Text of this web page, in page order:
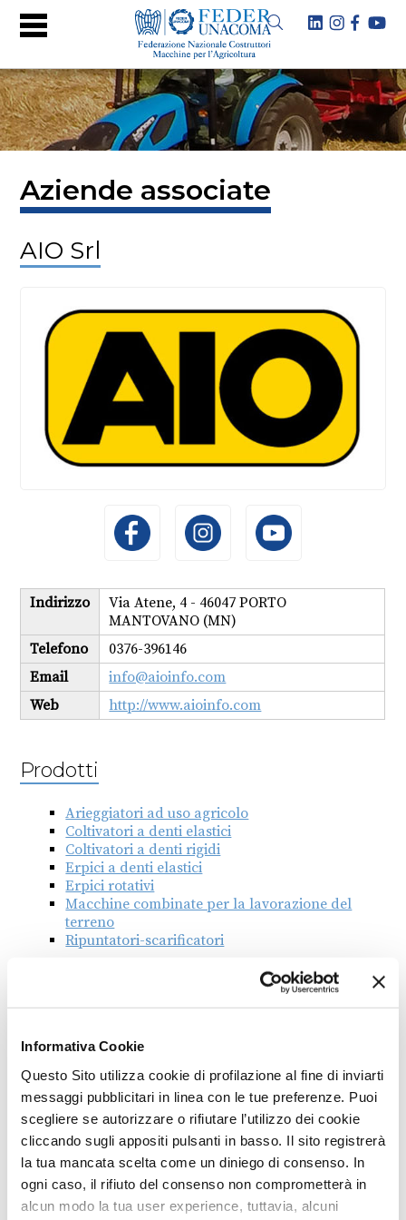
Informativa Cookie
Questo Sito utilizza cookie di profilazione al fine di inviarti
messaggi pubblicitari in linea con le tue preferenze. Puoi
scegliere se autorizzare o rifiutare l’utilizzo dei cookie
cliccando sugli appositi pulsanti in basso. Il sito registrerà
la tua mancata scelta come un diniego di consenso. In
ogni caso, il rifiuto del consenso non comprometterà in
alcun modo la tua user experience, tuttavia, alcuni
Aziende associate
AIO Srl
Indirizzo
Via Atene, 4 - 46047 PORTO
MANTOVANO (MN)
Telefono
0376-396146
Email
info@aioinfo.com
Web
http://www.aioinfo.com
Prodotti
Arieggiatori ad uso agricolo
Coltivatori a denti elastici
Coltivatori a denti rigidi
Erpici a denti elastici
Erpici rotativi
Macchine combinate per la lavorazione del
terreno
Ripuntatori-scarificatori
INDIETRO